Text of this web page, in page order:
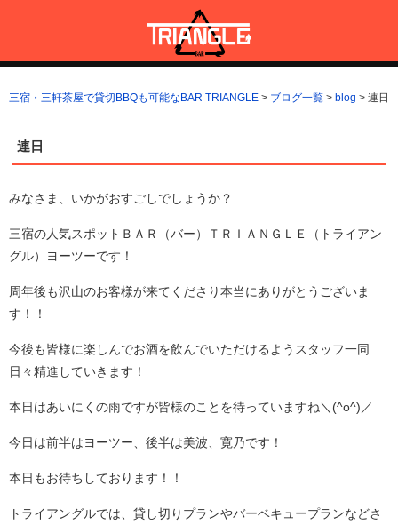
ン
へ
三宿・三軒茶屋で貸切BBQも可能なBAR TRIANGLE
三宿・三軒茶屋A5ランクの貸切BBQも可能なBAR TRIANGLE(バー・
トライアングル)
三宿・三軒茶屋で貸切BBQも可能なBAR TRIANGLE > ブログ一覧 > blog > 連日
連日
みなさま、いかがおすごしでしょうか？
三宿の人気スポットＢＡＲ（バー）ＴＲＩＡＮＧＬＥ（トライアン
グル）ヨーツーです！
周年後も沢山のお客様が来てくださり本当にありがとうございま
す！！
今後も皆様に楽しんでお酒を飲んでいただけるようスタッフ一同
日々精進していきます！
本日はあいにくの雨ですが皆様のことを待っていますね＼(^o^)／
今日は前半はヨーツー、後半は美波、寛乃です！
本日もお待ちしております！！
トライアングルでは、貸し切りプランやバーベキュープランなどさ